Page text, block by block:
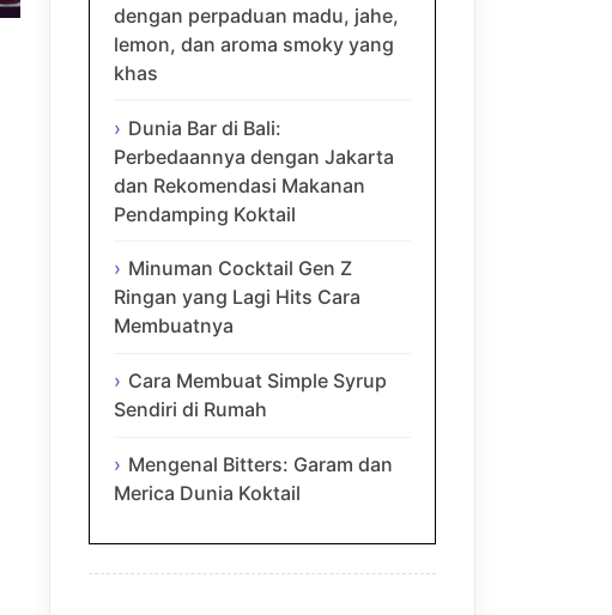
dengan perpaduan madu, jahe,
lemon, dan aroma smoky yang
khas
Dunia Bar di Bali:
Perbedaannya dengan Jakarta
dan Rekomendasi Makanan
Pendamping Koktail
Minuman Cocktail Gen Z
Ringan yang Lagi Hits Cara
Membuatnya
Cara Membuat Simple Syrup
Sendiri di Rumah
Mengenal Bitters: Garam dan
Merica Dunia Koktail